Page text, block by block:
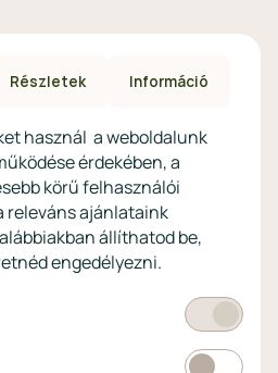
eszközökön
Vértezze fel magát a
kibercsalásokkal
szemben!
Látogasson el a KiberPajzs
honlapra!
Részletek Információ
használ a weboldalunk
érdekében, a
körű felhasználói
releváns ajánlataink
állíthatod be,
engedélyezni.
Kötelező
Statisztikai